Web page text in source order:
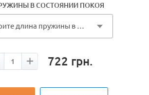
В СОСТОЯНИИ ПОКОЯ
Выберите длина пружины в состоянии покоя
722 грн.